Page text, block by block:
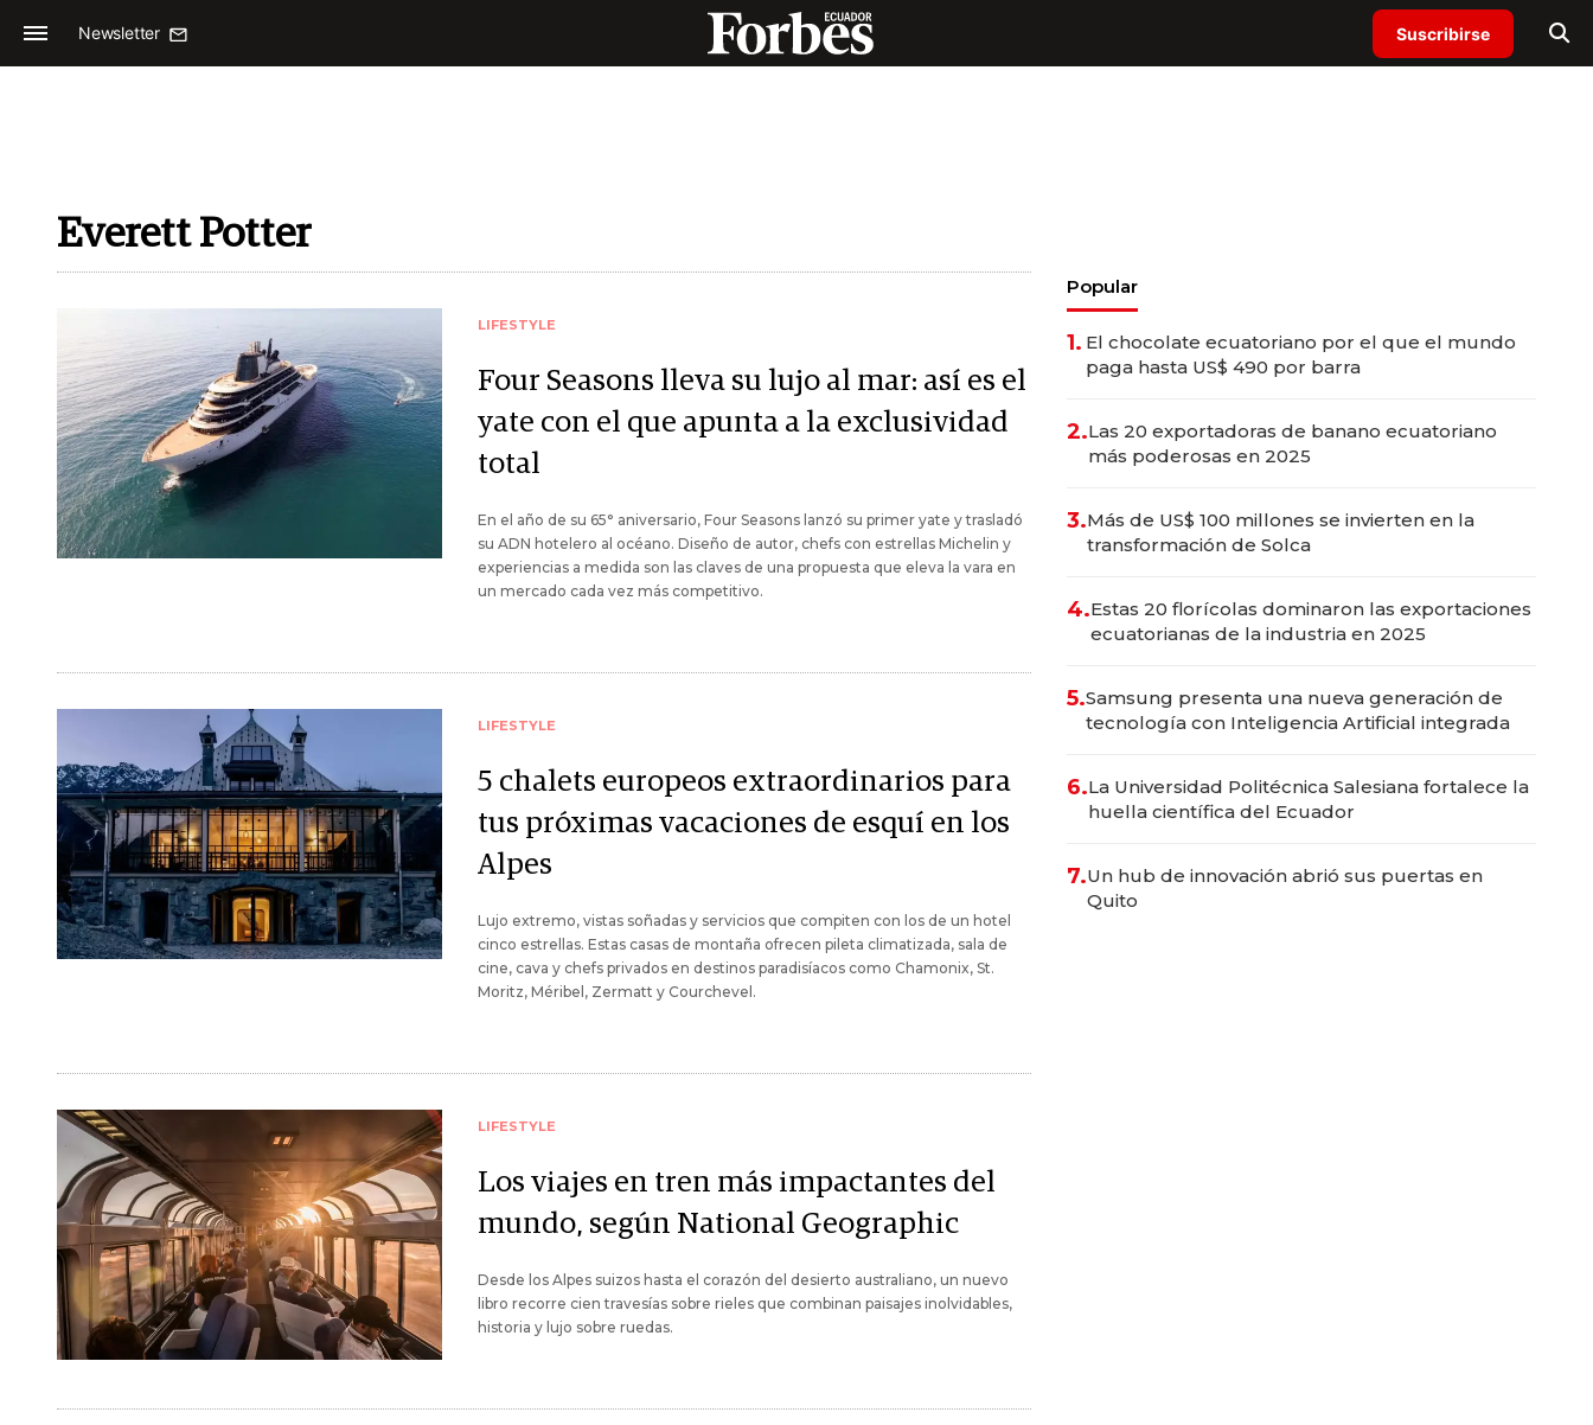
Newsletter Suscribirse
Everett Potter
LIFESTYLE
Four Seasons lleva su lujo al mar: así es el
yate con el que apunta a la exclusividad
total
En el año de su 65° aniversario, Four Seasons lanzó su primer yate y trasladó
su ADN hotelero al océano. Diseño de autor, chefs con estrellas Michelin y
experiencias a medida son las claves de una propuesta que eleva la vara en
un mercado cada vez más competitivo.
LIFESTYLE
5 chalets europeos extraordinarios para
tus próximas vacaciones de esquí en los
Alpes
Lujo extremo, vistas soñadas y servicios que compiten con los de un hotel
cinco estrellas. Estas casas de montaña ofrecen pileta climatizada, sala de
cine, cava y chefs privados en destinos paradisíacos como Chamonix, St.
Moritz, Méribel, Zermatt y Courchevel.
LIFESTYLE
Los viajes en tren más impactantes del
mundo, según National Geographic
Desde los Alpes suizos hasta el corazón del desierto australiano, un nuevo
libro recorre cien travesías sobre rieles que combinan paisajes inolvidables,
historia y lujo sobre ruedas.
Popular
1. El chocolate ecuatoriano por el que el mundo
paga hasta US$ 490 por barra
2.Las 20 exportadoras de banano ecuatoriano
más poderosas en 2025
3.Más de US$ 100 millones se invierten en la
transformación de Solca
4.Estas 20 florícolas dominaron las exportaciones
ecuatorianas de la industria en 2025
5.Samsung presenta una nueva generación de
tecnología con Inteligencia Artificial integrada
6.La Universidad Politécnica Salesiana fortalece la
huella científica del Ecuador
7.Un hub de innovación abrió sus puertas en
Quito